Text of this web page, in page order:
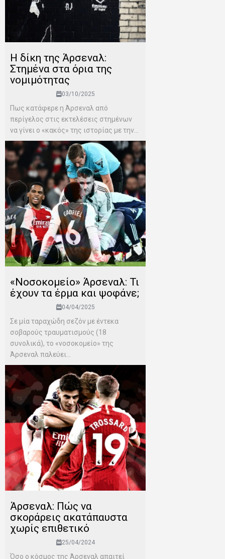
Η δίκη της Άρσεναλ:
Στημένα στα όρια της
νομιμότητας
03/10/2025
Πως κατάφερε η Άρσεναλ από
περίγελος στις εκτελέσεις στημένων
να γίνει ο «κακός» της ιστορίας με την...
«Νοσοκομείο» Άρσεναλ: Τι
έχουν τα έρμα και ψοφάνε;
04/04/2025
Σε μία ταραχώδη σεζόν με έντεκα
σοβαρούς τραυματισμούς (18
συνολικά), το «νοσοκομείο» της
Άρσεναλ παλεύει...
Άρσεναλ: Πώς να
σκοράρεις ακατάπαυστα
χωρίς επιθετικό
25/04/2024
Όσο ο κόσμος της Άρσεναλ απαιτεί